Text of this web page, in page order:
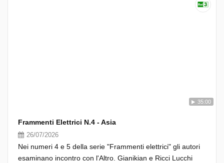
35:00
Frammenti Elettrici N.4 - Asia
26/07/2026
Nei numeri 4 e 5 della serie "Frammenti elettrici" gli autori
esaminano incontro con l'Altro. Gianikian e Ricci Lucchi